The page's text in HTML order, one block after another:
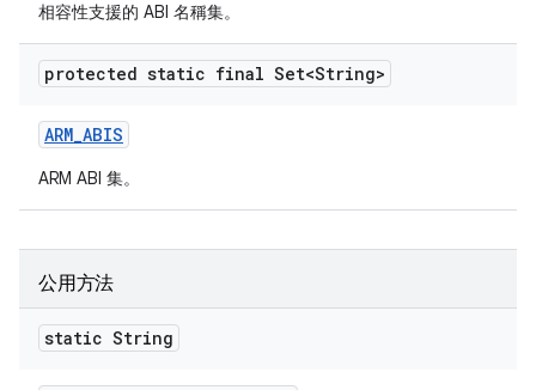
相容性支援的 ABI 名稱集。
protected static final Set<String>
ARM_ABIS
ARM ABI 集。
公用方法
static String